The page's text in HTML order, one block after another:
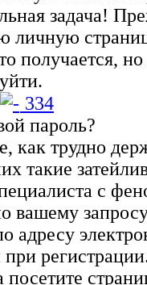
задача!
личную
получается,
334
пароль?
как трудно
такие
с
вашему
адресу
посетите